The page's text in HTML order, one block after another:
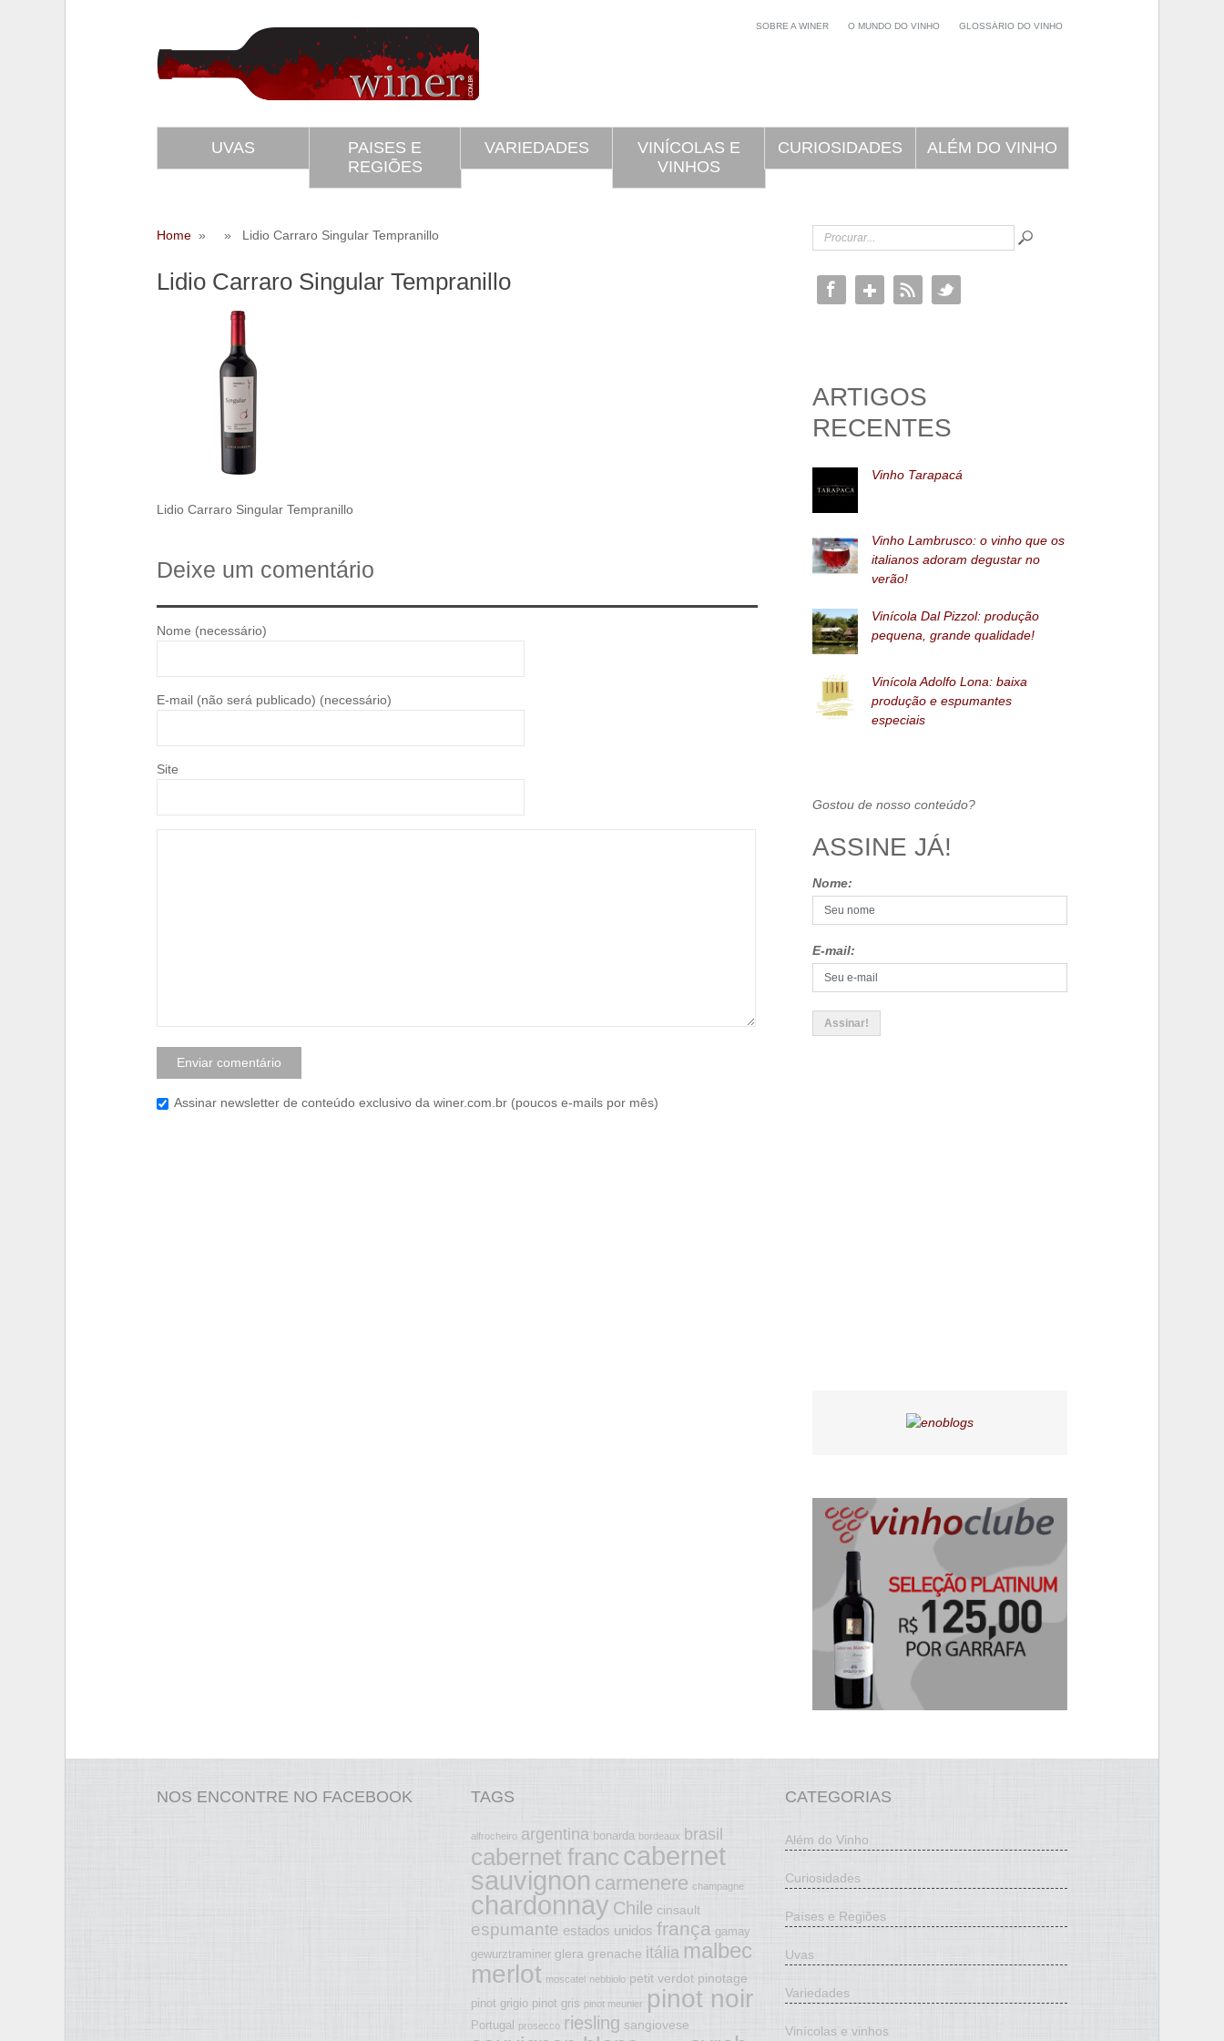
SOBRE A WINER O MUNDO DO VINHO GLOSSÁRIO DO VINHO
UVAS
PAISES E
REGIÕES
VARIEDADES
VINÍCOLAS E
VINHOS
CURIOSIDADES ALÉM DO VINHO
Home » » Lidio Carraro Singular Tempranillo
Lidio Carraro Singular Tempranillo
Lidio Carraro Singular Tempranillo
Deixe um comentário
Nome (necessário)
E-mail (não será publicado) (necessário)
Site
Assinar newsletter de conteúdo exclusivo da winer.com.br (poucos e-mails por mês)
ARTIGOS
RECENTES
Vinho Tarapacá
Vinho Lambrusco: o vinho que os
italianos adoram degustar no
verão!
Vinícola Dal Pizzol: produção
pequena, grande qualidade!
Vinícola Adolfo Lona: baixa
produção e espumantes
especiais
Gostou de nosso conteúdo?
ASSINE JÁ!
Nome:
E-mail:
NOS ENCONTRE NO FACEBOOK TAGS
alfrocheiro argentina bonarda bordeaux brasil
cabernet franc cabernet
sauvignon carmenere champagne
chardonnay Chile cinsault
espumante estados unidos frança gamay
gewurztraminer glera grenache itália malbec
merlot moscatel nebbiolo petit verdot pinotage
pinot grigio pinot gris pinot meunier pinot noir
Portugal prosecco riesling sangiovese
CATEGORIAS
Além do Vinho
Curiosidades
Países e Regiões
Uvas
Variedades
Vinícolas e vinhos